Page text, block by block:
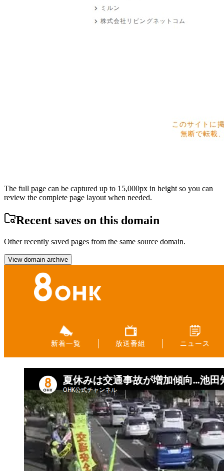
The full page can be captured up to 15,000px in height so you can
review the complete page layout when needed.
Recent saves on this domain
Other recently saved pages from the same source domain.
View domain archive